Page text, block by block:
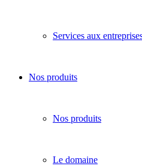
Services aux
Nos produits
Nos produits
Le domaine